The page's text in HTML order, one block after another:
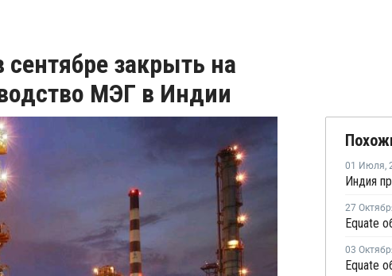
сентябре закрыть на
МЭГ в Индии
01 Июля,
27
03